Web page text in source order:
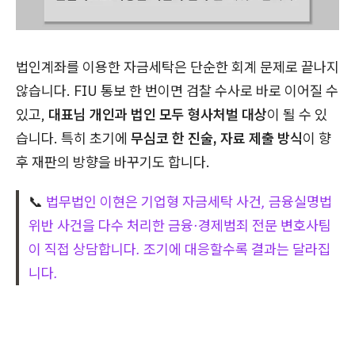
법인계좌를 이용한 자금세탁은 단순한 회계 문제로 끝나지
않습니다. FIU 통보 한 번이면 검찰 수사로 바로 이어질 수
있고, 대표님 개인과 법인 모두 형사처벌 대상이 될 수 있
습니다. 특히 초기에 무심코 한 진술, 자료 제출 방식이 향
후 재판의 방향을 바꾸기도 합니다.
📞 법무법인 이현은 기업형 자금세탁 사건, 금융실명법
위반 사건을 다수 처리한 금융·경제범죄 전문 변호사팀
이 직접 상담합니다. 조기에 대응할수록 결과는 달라집
니다.